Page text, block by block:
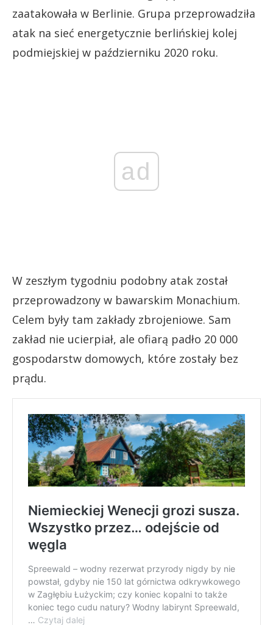
zaatakowała w Berlinie. Grupa przeprowadziła
atak na sieć energetycznie berlińskiej kolej
podmiejskiej w październiku 2020 roku.
ad
W zeszłym tygodniu podobny atak został
przeprowadzony w bawarskim Monachium.
Celem były tam zakłady zbrojeniowe. Sam
zakład nie ucierpiał, ale ofiarą padło 20 000
gospodarstw domowych, które zostały bez
prądu.